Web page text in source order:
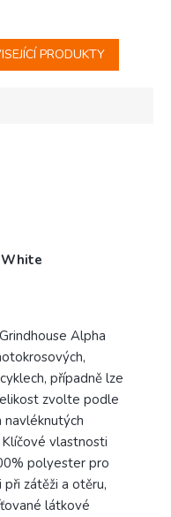
PRODUKTY
White
Alpha
případně lze
zvolte podle
navléknutých
Klíčové vlastnosti
polyester pro
zátěži a otěru,
látkové